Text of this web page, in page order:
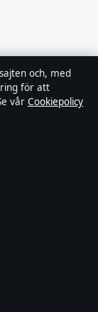
och, med
för att
vår Cookiepolicy